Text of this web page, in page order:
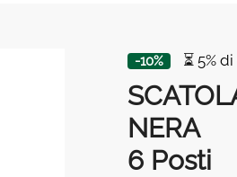
-10% ⏳ 5%
NERA
6 Posti